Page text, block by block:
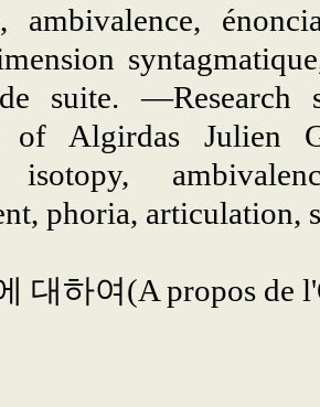
ambivalence,
suite. ―Research
of Algirdas Julien
isotopy,
phoria, articulation,
대하여(A propos de